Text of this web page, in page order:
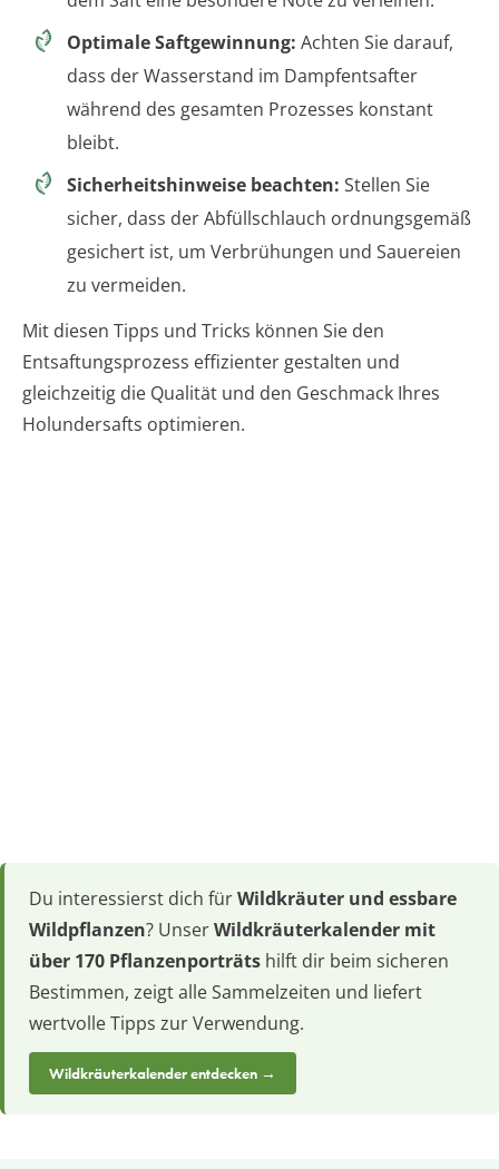
Optimale Saftgewinnung: Achten Sie darauf,
dass der Wasserstand im Dampfentsafter
während des gesamten Prozesses konstant
bleibt.
Sicherheitshinweise beachten: Stellen Sie
sicher, dass der Abfüllschlauch ordnungsgemäß
gesichert ist, um Verbrühungen und Sauereien
zu vermeiden.
Mit diesen Tipps und Tricks können Sie den
Entsaftungsprozess effizienter gestalten und
gleichzeitig die Qualität und den Geschmack Ihres
Holundersafts optimieren.
Du interessierst dich fürWildkräuter und essbare
Wildpflanzen? UnserWildkräuterkalender mit
über 170 Pflanzenporträts hilft dir beim sicheren
Bestimmen, zeigt alle Sammelzeiten und liefert
wertvolle Tipps zur Verwendung.
Wildkräuterkalender entdecken →